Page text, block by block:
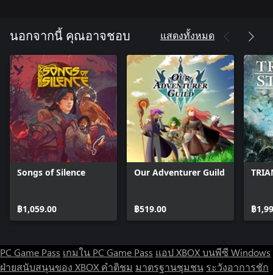
make some difficult choices.
Verroa is torn apart by factions, and many of these factions are
fractured in turn. Decide who to support and who to throw to
the wolves - but weigh each option carefully. After all, your
choices may drastically change the coming battles…
Every choice can fundamentally change the way you play the
game. No two playthroughs are the same and what goes right in
one game can go terribly wrong in the other.
TWIST THE THREADS OF DESTINY
even further. Inspired by the many community-made
from launch. Random recruitment order, custom difficulty runs
with stat, aptitude, xp, gold sliders, and more are available,
นอกจากนี้ คุณอาจชอบ แสดงทั้งหมด
Songs of Silence
฿1,059.00
Our Adventurer Guild
฿519.00 ฿
PC Game Pass เกมใน PC Game Pass แอป XBOX บนพีซี Windows
ฝ่ายสนับสนุนของ XBOX คำติชม มาตรฐานชุมชน ระวังอาการชัก